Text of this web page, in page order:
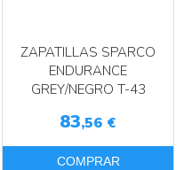
ZAPATILLAS SPARCO
ENDURANCE
GREY/NEGRO T-43
83,56 €
COMPRAR